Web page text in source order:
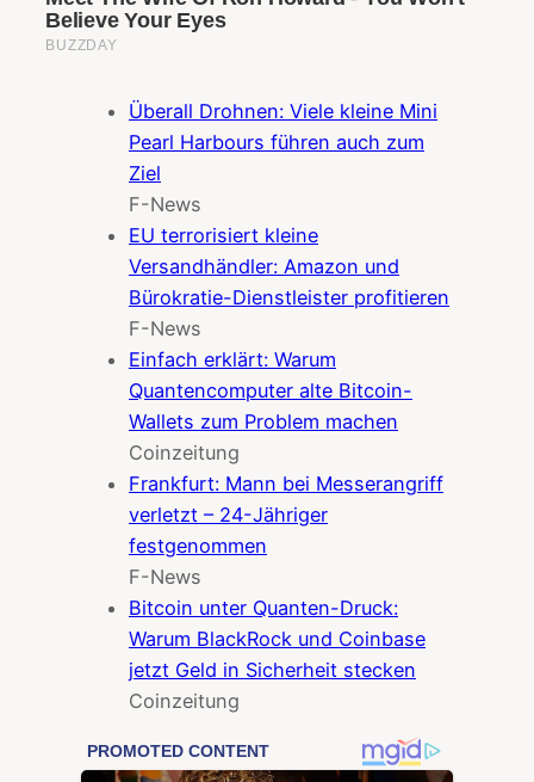
Überall Drohnen: Viele kleine Mini
Pearl Harbours führen auch zum
Ziel
F-News
EU terrorisiert kleine
Versandhändler: Amazon und
Bürokratie-Dienstleister profitieren
F-News
Einfach erklärt: Warum
Quantencomputer alte Bitcoin-
Wallets zum Problem machen
Coinzeitung
Frankfurt: Mann bei Messerangriff
verletzt – 24-Jähriger
festgenommen
F-News
Bitcoin unter Quanten-Druck:
Warum BlackRock und Coinbase
jetzt Geld in Sicherheit stecken
Coinzeitung